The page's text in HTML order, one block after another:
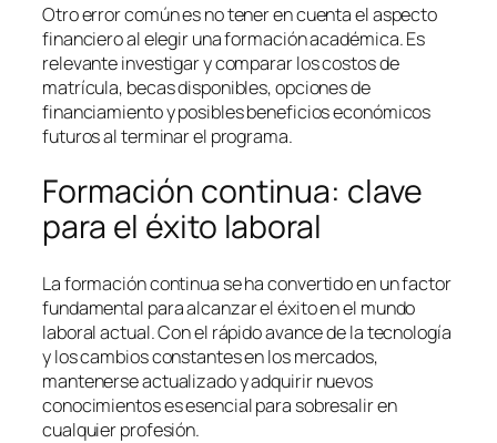
Otro error común es no tener en cuenta el aspecto
financiero al elegir una formación académica. Es
relevante investigar y comparar los costos de
matrícula, becas disponibles, opciones de
financiamiento y posibles beneficios económicos
futuros al terminar el programa.
Formación continua: clave
para el éxito laboral
La formación continua se ha convertido en un factor
fundamental para alcanzar el éxito en el mundo
laboral actual. Con el rápido avance de la tecnología
y los cambios constantes en los mercados,
mantenerse actualizado y adquirir nuevos
conocimientos es esencial para sobresalir en
cualquier profesión.